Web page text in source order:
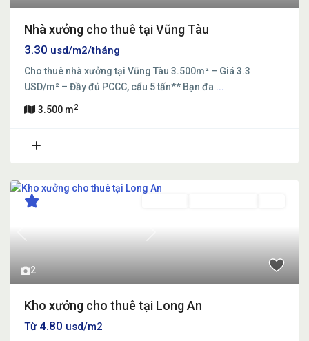
Nhà xưởng cho thuê tại Vũng Tàu
3.30 usd/m2/tháng
Cho thuê nhà xưởng tại Vũng Tàu 3.500m² – Giá 3.3
USD/m² – Đầy đủ PCCC, cẩu 5 tấn** Bạn đa ...
3.500 m2
2
Previous Next
Kho xưởng cho thuê tại Long An
Từ4.80 usd/m2